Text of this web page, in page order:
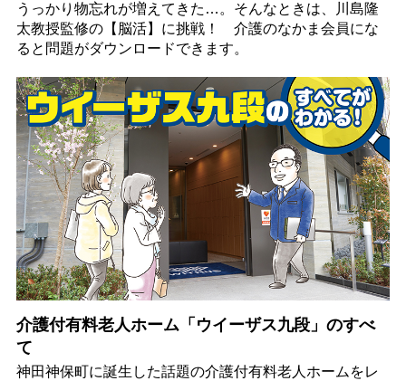
うっかり物忘れが増えてきた…。そんなときは、川島隆
太教授監修の【脳活】に挑戦！ 介護のなかま会員にな
ると問題がダウンロードできます。
介護付有料老人ホーム「ウイーザス九段」のすべ
て
神田神保町に誕生した話題の介護付有料老人ホームをレ